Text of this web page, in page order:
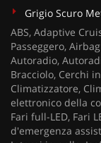
Grigio Scuro
ABS, Adaptive
Passeggero,
Autoradio,
Bracciolo, Cerchi
Climatizzatore,
elettronico della
Fari full-LED, Fari
d'emergenza